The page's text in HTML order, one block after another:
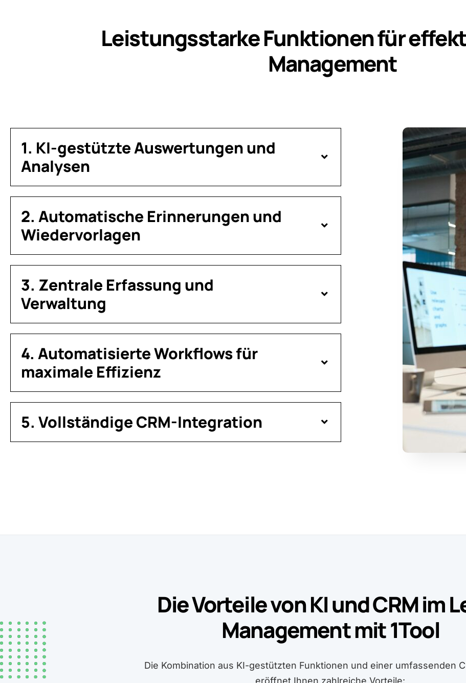
Leistungsstarke Funktionen für
Management
1. KI-gestützte Auswertungen und
Analysen
2. Automatische Erinnerungen und
Wiedervorlagen
3. Zentrale Erfassung und
Verwaltung
4. Automatisierte Workflows für
maximale Effizienz
5. Vollständige CRM-Integration
Die Vorteile von KI und CRM im
Management mit 1Tool
Die Kombination aus KI-gestützten Funktionen und einer umfassenden
eröffnet Ihnen zahlreiche Vorteile: